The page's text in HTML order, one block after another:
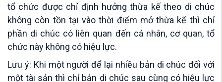
tổ chức được chỉ định hưởng thừa kế theo di chúc
không còn tồn tại vào thời điểm mở thừa kế thì chỉ
phần di chúc có liên quan đến cá nhân, cơ quan, tổ
chức này không có hiệu lực.
Lưu ý: Khi một người để lại nhiều bản di chúc đối với
một tài sản thì chỉ bản di chúc sau cùng có hiệu lực